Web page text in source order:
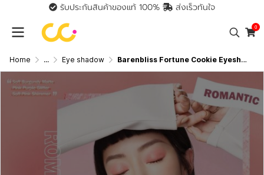
รับประกันสินค้าของแท้ 100% ส่งเร็วทันใจ
0
Home ... Eye shadow Barenbliss Fortune Cookie Eyeshadow ฟอร์จูน คุกกี้ อายแชโดว์ ( 4 เฉดสี )